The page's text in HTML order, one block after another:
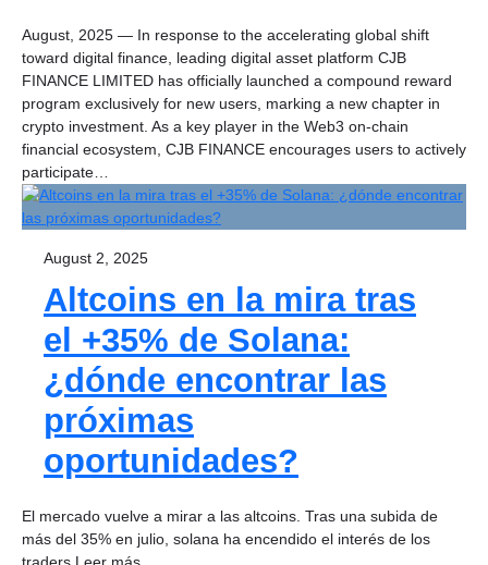
August, 2025 — In response to the accelerating global shift
toward digital finance, leading digital asset platform CJB
FINANCE LIMITED has officially launched a compound reward
program exclusively for new users, marking a new chapter in
crypto investment. As a key player in the Web3 on-chain
financial ecosystem, CJB FINANCE encourages users to actively
participate…
August 2, 2025
Altcoins en la mira tras
el +35% de Solana:
¿dónde encontrar las
próximas
oportunidades?
El mercado vuelve a mirar a las altcoins. Tras una subida de
más del 35% en julio, solana ha encendido el interés de los
traders.Leer más